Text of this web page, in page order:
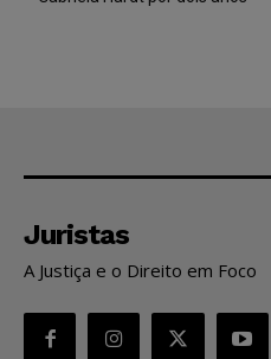
Juristas
A Justiça e o Direito em Foco